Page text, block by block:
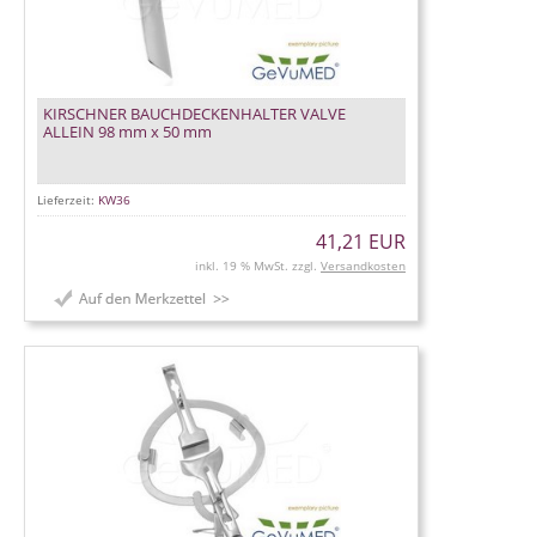
KIRSCHNER BAUCHDECKENHALTER VALVE
ALLEIN 98 mm x 50 mm
Lieferzeit: KW36
41,21 EUR
inkl. 19 % MwSt. zzgl. Versandkosten